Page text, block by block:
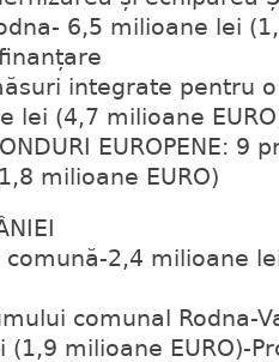
6,5 milioane lei
integrate pentru
lei (4,7 milioane
EUROPENE:
milioane EURO)
2,4 milioane
comunal Rodna-
(1,9 milioane EURO)-